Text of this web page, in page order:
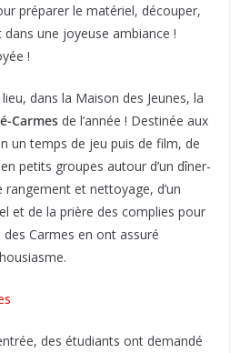
préparer le matériel, découper,
une joyeuse ambiance !
!
dans la Maison des Jeunes, la
Carmesde l’année ! Destinée aux
un temps de jeu puis de film, de
petits groupes autour d’un dîner-
rangement et nettoyage, d’un
et de la prière des complies pour
Carmes en ont assuré
des étudiants ont demandé